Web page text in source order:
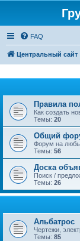
FAQ
Центральный сайт
Правила
Как создать
Темы: 20
Общий
Форум на
Темы: 56
Доска
Поиск /
Темы: 26
Альбатрос
Чертежи,
Темы: 85